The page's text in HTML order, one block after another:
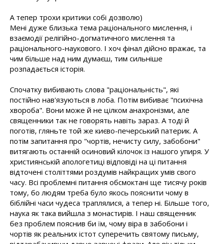
А тепер трохи критики собі дозволю)
Мені дуже близька тема раціонального мислення, і
взаємодії релігійно-догматичного мислення та
раціонального-наукового. І хоч фінал дійсно вражає, та
чим більше над ним думаєш, тим сильніше
розпадається історія.
Спочатку вибивають слова "раціональність", які
постійно нав'язуються в лоба. Потім вибиває "психічна
хвороба". Вони може й не цілком анахронізми, але
священники так не говорять навіть зараз. А тоді й
поготів, гляньте той же києво-печерський патерик. А
потім запитання про "чортів, нечисту силу, забобони"
витягають останній осиновий кілочок із нашого упиря. У
християнській апологетиці відповіді на ці питання
відточені століттями роздумів найкращих умів свого
часу. Всі проблемні питання обсмоктані ще тисячу років
тому, бо людям треба було якось пояснити чому в
біблійні часи чудеса траплялися, а тепер ні. Більше того,
наука як така вийшла з монастирів. І наш священник
без проблем пояснив би їм, чому віра в забобони і
чортів як реальних істот суперечить святому письму,